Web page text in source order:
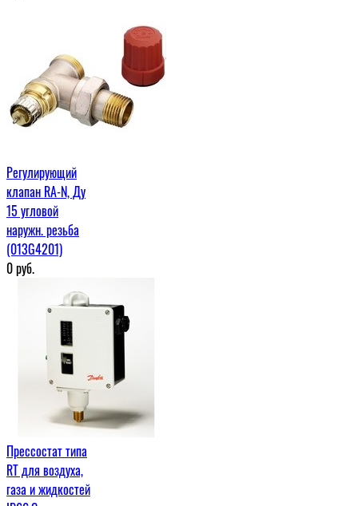
Регулирующий
клапан RA-N, Ду
15 угловой
наружн. резьба
(013G4201)
0руб.
Прессостат типа
RT для воздуха,
газа и жидкостей